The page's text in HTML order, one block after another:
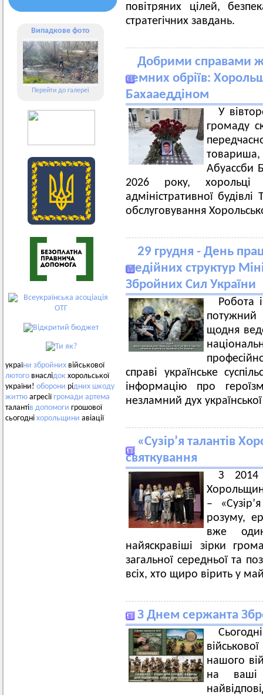
Випадкове фото
Перейти до галереї
україни збройних військової
лютого внаслідок хорольської
україни! оборони рідних шкоду
життю агресіїгромади артема
талантів допомоги грошової
сьогодні хорольщини авіації
повітряних цілей,
стратегічних завдань.
Добрими справами
земних обріїв:
Бахааеддіном
У
громаду
Абуассби
2026 року,
адміністративної
обслуговування
29 грудня - День
медійних структур
Збройних Сил України
Робота
щодня
справі українське
інформацію про
незламний дух
«Сузір’я талантів
святкування
З 2014
–
розуму,
вже
найяскравіші зірки
загальної середньої та
всіх, хто щиро вірить у
З Днем сержанта
нашого
на ваші